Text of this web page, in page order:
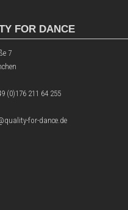
FOR DANCE
7
(0)176 211 64 255
for-dance.de